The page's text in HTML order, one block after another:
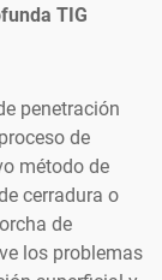
y brazo
TIG
TIG
penetración
de
método de
cerradura o
de
los problemas